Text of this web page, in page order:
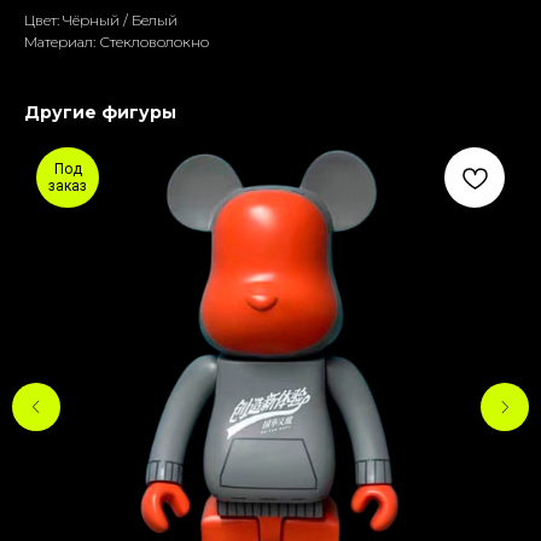
Цвет: Чёрный / Белый
Материал: Стекловолокно
Другие фигуры
Под
заказ